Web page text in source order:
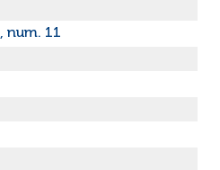
, num. 11